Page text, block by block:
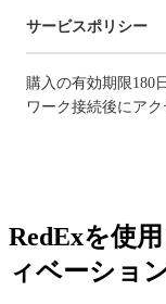
サービスポリシー
購入の有効期限180
ワーク接続後にア
RedExを使
ィベーショ